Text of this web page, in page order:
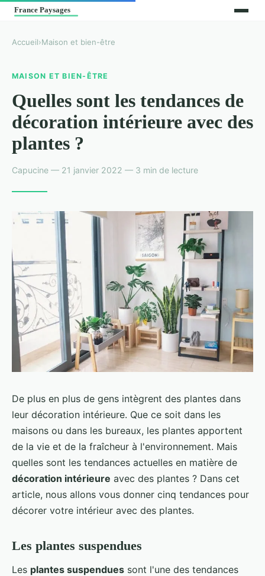
Accueil›Maison et bien-être
MAISON ET BIEN-ÊTRE
Quelles sont les tendances de
décoration intérieure avec des
plantes ?
Capucine — 21 janvier 2022 — 3 min de lecture
De plus en plus de gens intègrent des plantes dans
leur décoration intérieure. Que ce soit dans les
maisons ou dans les bureaux, les plantes apportent
de la vie et de la fraîcheur à l'environnement. Mais
quelles sont les tendances actuelles en matière de
décoration intérieure avec des plantes ? Dans cet
article, nous allons vous donner cinq tendances pour
décorer votre intérieur avec des plantes.
Les plantes suspendues
Les plantes suspendues sont l'une des tendances